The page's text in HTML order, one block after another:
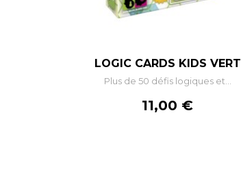
LOGIC CARDS KIDS VERT
Plus de 50 défis logiques et...
Prix
11,00 €
– +